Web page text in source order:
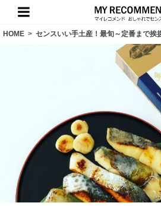
HOME > センスいい手土産！最旬～定番まで挨